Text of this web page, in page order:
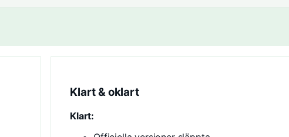
Klart & oklart
Klart: